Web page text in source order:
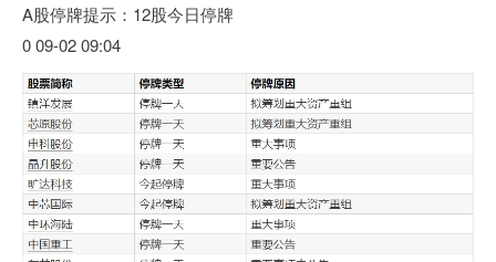
A股停牌提示：12股今日停牌
0 09-02 09:04